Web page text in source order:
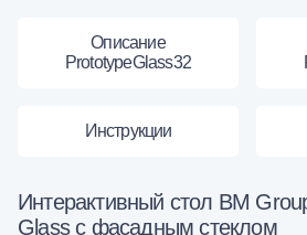
Описание
PrototypeGlass32
Инструкции
Интерактивный стол BM
Glass с фасадным стеклом